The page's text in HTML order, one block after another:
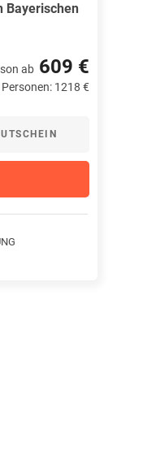
Bayerischen
ab 609 €
1218 €